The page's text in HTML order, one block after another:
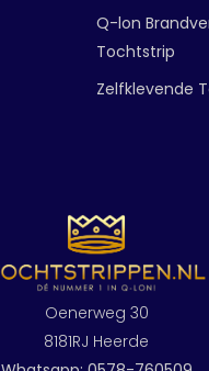
Oenerweg 30
8181RJ Heerde
Q-lon
Tochtstrip
Zelfklevende